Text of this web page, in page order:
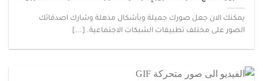
يمكنك الان جعل صورك جميلة وبأشكال مذهلة وشارك اصدقائك
الصور على مختلف تطبيقات الشبكات الاجتماعية. [...]